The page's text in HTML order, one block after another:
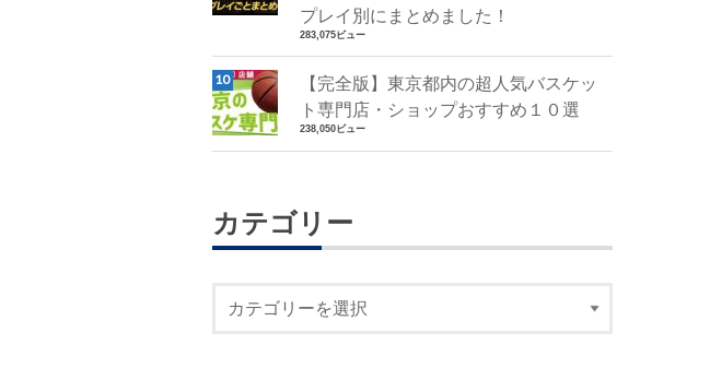
プレイ別にまとめました！
283,075ビュー
【完全版】東京都内の超人気バスケッ
ト専門店・ショップおすすめ１０選
238,050ビュー
カテゴリー